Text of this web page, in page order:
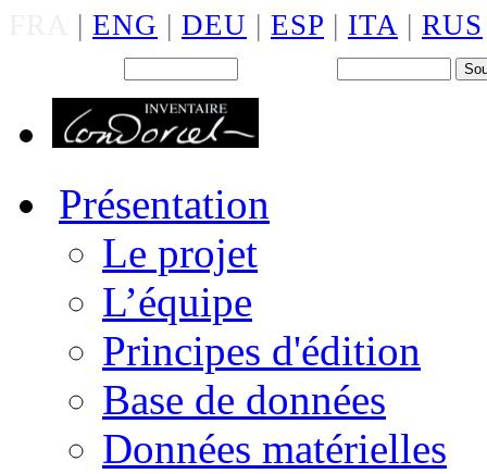
| ENG | DEU | ESP | ITA | RUS
Présentation
Le projet
L’équipe
Principes d'édition
Base de données
Données matérielles